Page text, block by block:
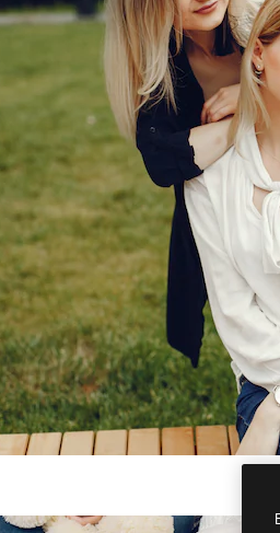
платформа для создания
работ. Более 1 миллиона
среди креаторов,
агентств и студий.
ИИ-
ИИ
на
MCP
API
Все